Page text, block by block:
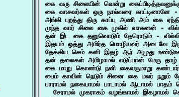
கை வரு சிலையின் வென்று
கை வாசவர்கள் ஒரு நால்வரை காட்டினானே -
அங்கி புறத்து திரு காப்பு அணி அம் கை
முந்த வார் சிலை கை முகில் வாகனன் -
தன் இட கை தனுவொடும் தேரொடும் -
இதயம் ஒத்து அமிர்த மொழியவர் அடைவே
தேக்கிய செம் கனி இதழ் ஆர் அமுது
தன் தலைகள் அமிழாமல் எடுப்பான் மேரு
கை மாறு கொண்டு நனி கைவருமாறு
பைம் காவின் நெடும் சினை கை மலர் நறும்
பாராமல் நகையாமல் பாடாமல் ஆடாமல் பாதம்
சேராமல் முகராகம் வழங்காமல் இகழாமல்